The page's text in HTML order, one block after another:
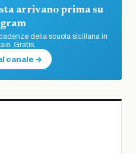
arrivano prima su
della scuola siciliana in
Gratis.
canale →